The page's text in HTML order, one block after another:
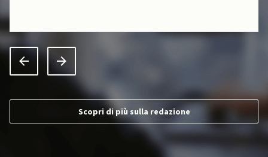
Scopri di più sulla redazione